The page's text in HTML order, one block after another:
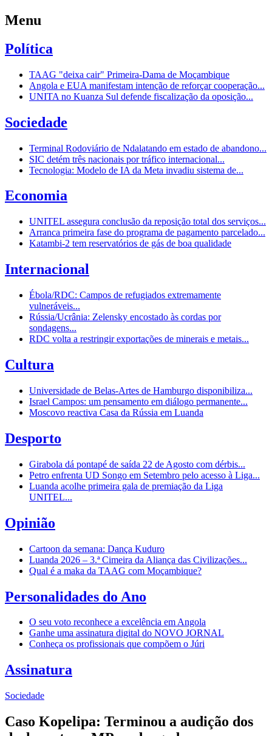
Menu
Política
TAAG "deixa cair" Primeira-Dama de Moçambique
Angola e EUA manifestam intenção de reforçar cooperação...
UNITA no Kuanza Sul defende fiscalização da oposição...
Sociedade
Terminal Rodoviário de Ndalatando em estado de abandono...
SIC detém três nacionais por tráfico internacional...
Tecnologia: Modelo de IA da Meta invadiu sistema de...
Economia
UNITEL assegura conclusão da reposição total dos serviços...
Arranca primeira fase do programa de pagamento parcelado...
Katambi-2 tem reservatórios de gás de boa qualidade
Internacional
Ébola/RDC: Campos de refugiados extremamente
vulneráveis...
Rússia/Ucrânia: Zelensky encostado às cordas por
sondagens...
RDC volta a restringir exportações de minerais e metais...
Cultura
Universidade de Belas-Artes de Hamburgo disponibiliza...
Israel Campos: um pensamento em diálogo permanente...
Moscovo reactiva Casa da Rússia em Luanda
Desporto
Girabola dá pontapé de saída 22 de Agosto com dérbis...
Petro enfrenta UD Songo em Setembro pelo acesso à Liga...
Luanda acolhe primeira gala de premiação da Liga
UNITEL...
Opinião
Cartoon da semana: Dança Kuduro
Luanda 2026 – 3.ª Cimeira da Aliança das Civilizações...
Qual é a maka da TAAG com Moçambique?
Personalidades do Ano
O seu voto reconhece a excelência em Angola
Ganhe uma assinatura digital do NOVO JORNAL
Conheça os profissionais que compõem o Júri
Assinatura
Sociedade
Caso Kopelipa: Terminou a audição dos